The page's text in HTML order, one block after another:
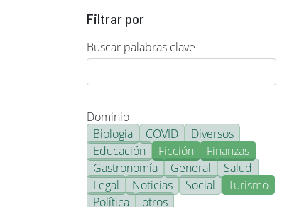
Filtrar por
Buscar palabras clave
Dominio
Biología
COVID
Diversos
Educación
Ficción
Finanzas
Gastronomía
General
Salud
Legal
Noticias Social
Turismo
Política
otros